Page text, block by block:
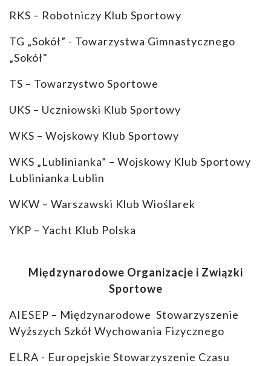
RKS – Robotniczy Klub Sportowy
TG „Sokół” - Towarzystwa Gimnastycznego
„Sokół"
TS – Towarzystwo Sportowe
UKS – Uczniowski Klub Sportowy
WKS – Wojskowy Klub Sportowy
WKS „Lublinianka” – Wojskowy Klub Sportowy
Lublinianka Lublin
WKW – Warszawski Klub Wioślarek
YKP – Yacht Klub Polska
Międzynarodowe Organizacje i Związki
Sportowe
AIESEP – Międzynarodowe Stowarzyszenie
Wyższych Szkół Wychowania Fizycznego
ELRA - Europejskie Stowarzyszenie Czasu